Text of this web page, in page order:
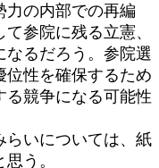
力の内部での再編
参院に残る立憲、
るだろう。参院選
位性を確保するため
る競争になる可能性
いについては、紙
う。